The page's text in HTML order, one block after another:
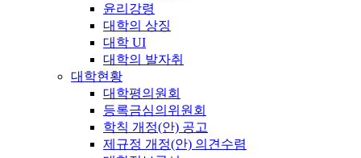
윤리강령
대학의 상징
대학 UI
대학의 발자취
대학현황
대학평의원회
등록금심의위원회
학칙 개정(안) 공고
제규정 개정(안) 의견수렴